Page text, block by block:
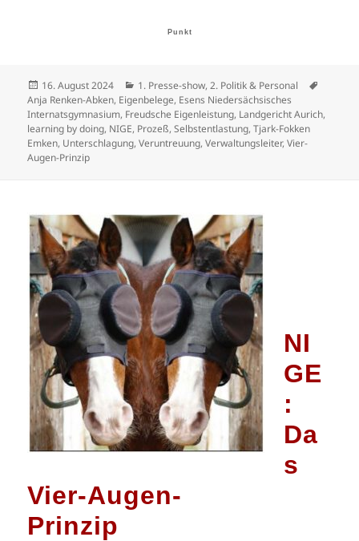
Punkt
Veröffentlicht
am
16. August 2024 Kategorien
1. Presse-show,2. Politik & Personal
Anja Renken-Abken, Eigenbelege, Esens Niedersächsisches
Internatsgymnasium, Freudsche Eigenleistung, Landgericht Aurich,
learning by doing, NIGE, Prozeß,Selbstentlastung,Tjark-Fokken
Emken, Unterschlagung,Veruntreuung,Verwaltungsleiter,Vier-
Augen-Prinzip
NI
GE
:
Da
s
Vier-Augen-
Prinzip